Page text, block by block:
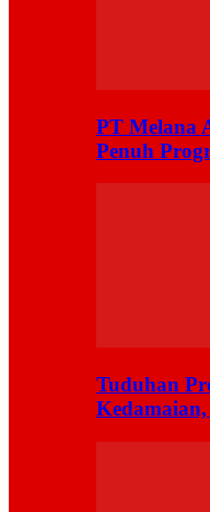
PT Melana
Penuh
Tuduhan